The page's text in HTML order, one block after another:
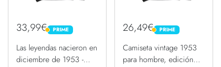
33,99€ PRIME
PRIME
Las leyendas nacieron en
diciembre de 1953 -
26,49€ PRIME
PRIME
Camiseta vintage 1953
para hombre, edición